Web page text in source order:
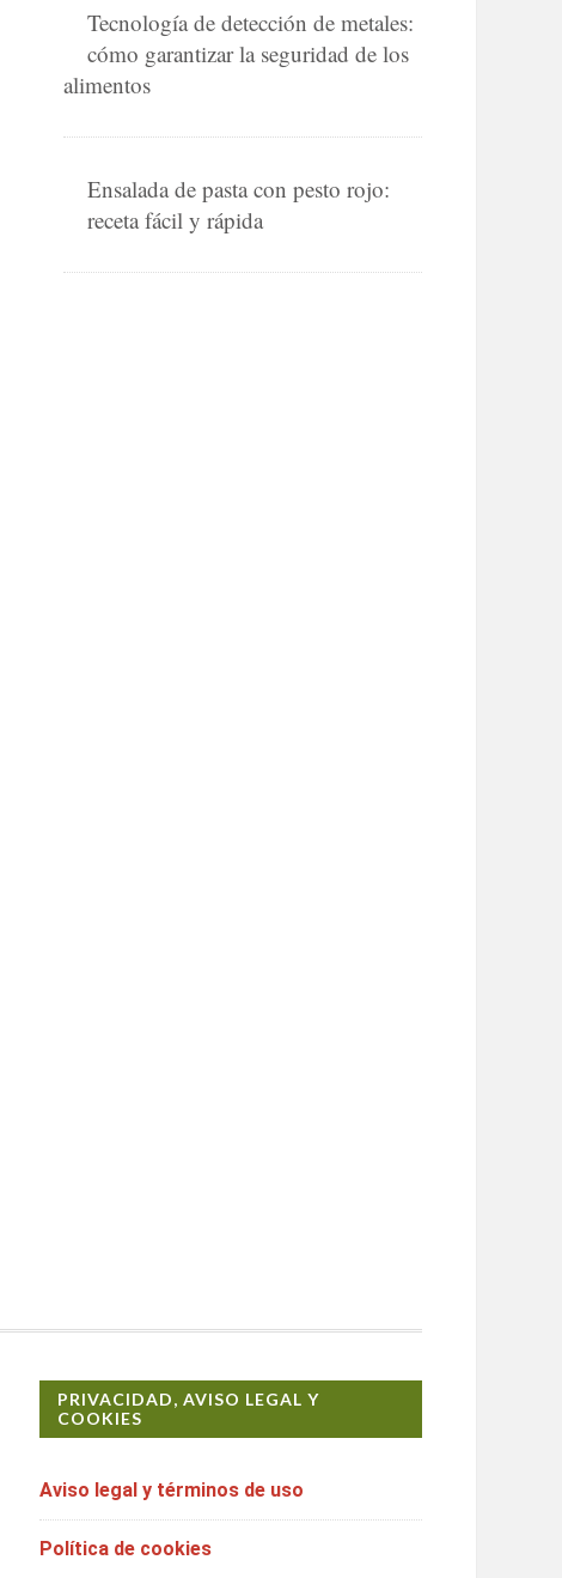
Tecnología de detección de metales:
cómo garantizar la seguridad de los
alimentos
Ensalada de pasta con pesto rojo:
receta fácil y rápida
PRIVACIDAD, AVISO LEGAL Y
COOKIES
Aviso legal y términos de uso
Política de cookies